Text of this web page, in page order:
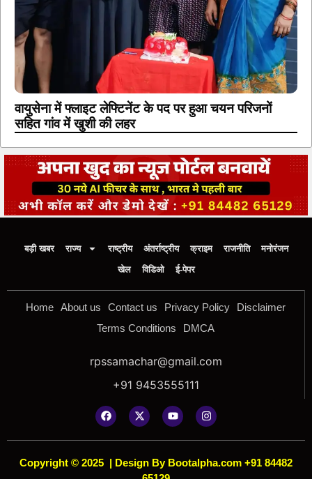
वायुसेना में फ्लाइट लेफ्टिनेंट के पद पर हुआ चयन परिजनों
सहित गांव में खुशी की लहर
बड़ी खबर राज्य राष्ट्रीय अंतर्राष्ट्रीय क्राइम राजनीति
मनोरंजन
खेल
विडिओ ई-पेपर
Home About us Contact us Privacy Policy
Disclaimer
Terms Conditions
DMCA
rpssamachar@gmail.com
+91 9453555111
Copyright © 2025 | Design By Bootalpha.com +91 84482